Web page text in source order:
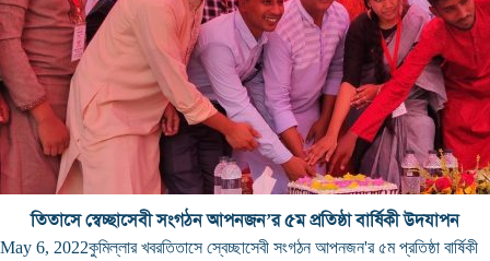
তিতাসে স্বেচ্ছাসেবী সংগঠন আপনজন’র ৫ম প্রতিষ্ঠা বার্ষিকী উদযাপন
May 6, 2022কুমিল্লার খবরতিতাসে স্বেচ্ছাসেবী সংগঠন আপনজন'র ৫ম প্রতিষ্ঠা বার্ষিকী